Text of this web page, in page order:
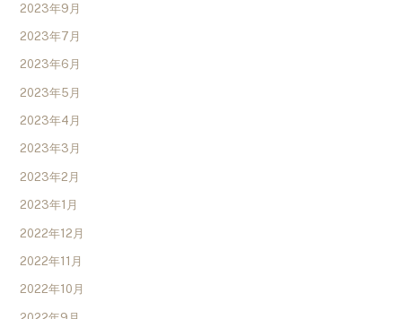
2023年9月
2023年7月
2023年6月
2023年5月
2023年4月
2023年3月
2023年2月
2023年1月
2022年12月
2022年11月
2022年10月